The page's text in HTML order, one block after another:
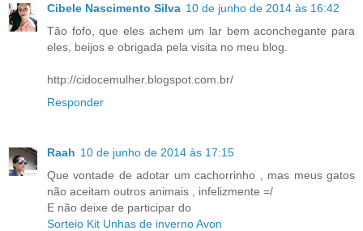
Cibele Nascimento Silva 10 de junho de 2014 às 16:42
Tão fofo, que eles achem um lar bem aconchegante para
eles, beijos e obrigada pela visita no meu blog.
http://cidocemulher.blogspot.com.br/
Responder
Raah 10 de junho de 2014 às 17:15
Que vontade de adotar um cachorrinho , mas meus gatos
não aceitam outros animais , infelizmente =/
E não deixe de participar do
Sorteio Kit Unhas de inverno Avon